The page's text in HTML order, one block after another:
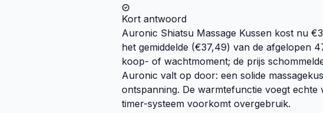
Kort antwoord
Auronic Shiatsu Massage Kussen kost nu
het gemiddelde (€37,49) van de afgelopen
koop- of wachtmoment; de prijs
Auronic valt op door: een solide
ontspanning. De warmtefunctie voegt echte
timer-systeem voorkomt overgebruik.